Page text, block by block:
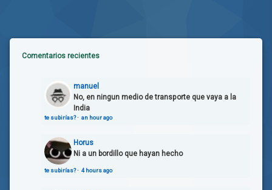
Comentarios recientes
manuel
No, en ningun medio de transporte que vaya a la
India
te subirías?· an hour ago
Horus
Ni a un bordillo que hayan hecho
te subirías?· 4 hours ago